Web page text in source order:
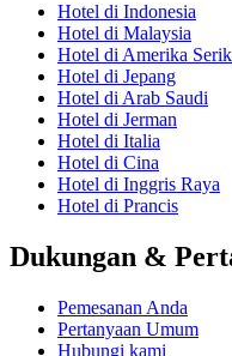
Hotel di Indonesia
Hotel di Malaysia
Hotel di Amerika
Hotel di Jepang
Hotel di Arab Saudi
Hotel di Jerman
Hotel di Italia
Hotel di Cina
Hotel di Inggris Raya
Hotel di Prancis
Dukungan &
Pemesanan Anda
Pertanyaan Umum
Hubungi kami